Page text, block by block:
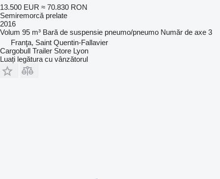
13.500 EUR ≈ 70.830 RON
Semiremorcă prelate
2016
Volum 95 m³ Bară de suspensie pneumo/pneumo Număr de axe 3
Franţa, Saint Quentin-Fallavier
Cargobull Trailer Store Lyon
Luați legătura cu vânzătorul